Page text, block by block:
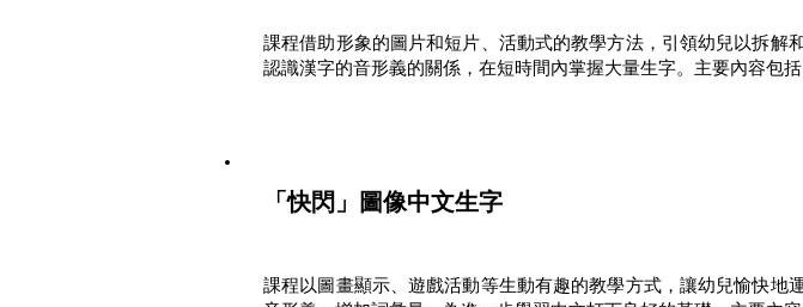
課程借助形象的圖片和短片、活動式的教學方法，引領幼兒以拆
認識漢字的音形義的關係，在短時間內掌握大量生字。主要內容包
「快閃」圖像中文生字
課程以圖畫顯示、遊戲活動等生動有趣的教學方式，讓幼兒愉快